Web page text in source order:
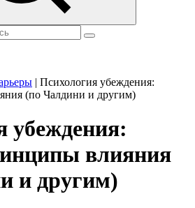
| Психология убеждения:
(по Чалдини и другим)
убеждения:
влияния
и другим)